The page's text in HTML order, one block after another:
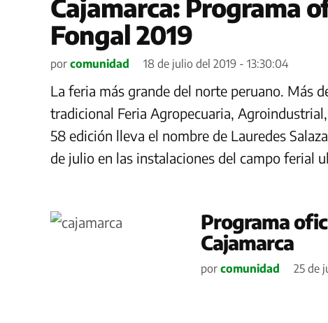
Cajamarca: Programa
Fongal 2019
por comunidad 18 de julio del 2019 - 13:30:04
La feria más grande del norte peruano. Más
tradicional Feria Agropecuaria,
58 edición lleva el nombre de Lauredes
de julio en las instalaciones del campo ferial
Programa
Cajamarca
por comunidad 25 de